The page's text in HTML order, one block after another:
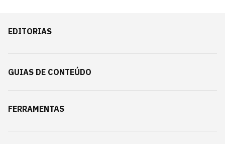
EDITORIAS
GUIAS DE CONTEÚDO
FERRAMENTAS